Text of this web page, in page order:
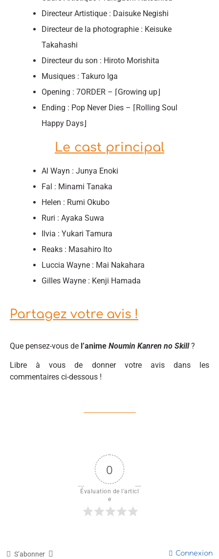
Directeur Artistique : Daisuke Negishi
Directeur de la photographie : Keisuke
Takahashi
Directeur du son : Hiroto Morishita
Musiques : Takuro Iga
Opening : 7ORDER – ⌈Growing up⌋
Ending : Pop Never Dies – ⌈Rolling Soul
Happy Days⌋
Le cast principal
Al Wayn : Junya Enoki
Fal : Minami Tanaka
Helen : Rumi Okubo
Ruri : Ayaka Suwa
Ilvia : Yukari Tamura
Reaks : Masahiro Ito
Luccia Wayne : Mai Nakahara
Gilles Wayne : Kenji Hamada
Partagez votre avis !
Que pensez-vous de l’anime Noumin Kanren no Skill?
Libre à vous de donner votre avis dans les
commentaires ci-dessous !
0
Évaluation de l'articl
e
S’abonner Connexion